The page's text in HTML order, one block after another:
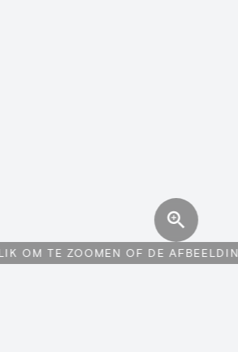
OM TE ZOOMEN OF DE